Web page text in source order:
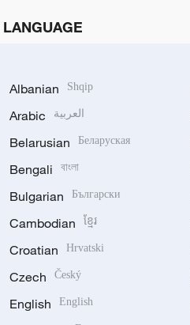
Albanian Shqip
Arabic العربية
Belarusian Беларуская
Bengali বাংলা
Bulgarian Български
Cambodian ខ្មែរ
Croatian Hrvatski
Czech Český
English English